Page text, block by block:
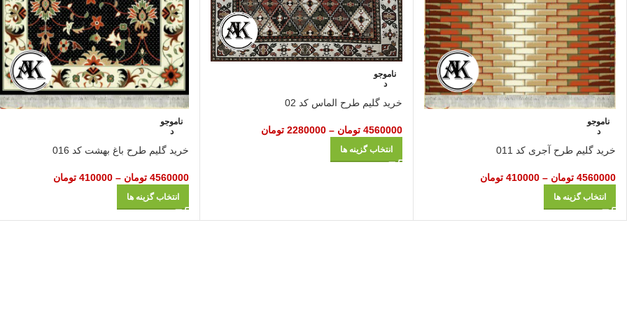
ناموجو
د
خرید گلیم طرح آجری کد 011
4560000 تومان –
410000 تومان
انتخاب گزینه ها
ناموجو
د
خرید گلیم طرح الماس کد 02
4560000 تومان –
2280000 تومان
انتخاب گزینه ها
ناموجو
د
خرید گلیم طرح باغ بهشت کد 016
4560000 تومان –
410000 تومان
انتخاب گزینه ها